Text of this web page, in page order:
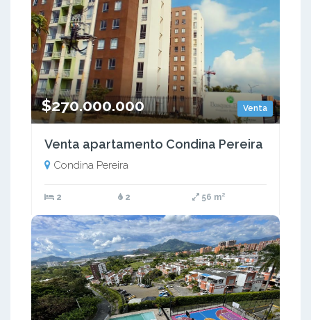
Venta
$270.000.000
Venta apartamento Condina Pereira
Condina Pereira
2 2 56 m²